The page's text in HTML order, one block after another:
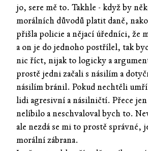
jo, sere mě to. Takhle - když by
morálních důvodů platit daně,
přišla policie a nějací úředníci, že
a on je do jednoho postřílel, tak
nic říct, nijak to logicky a
prostě jedni začali s násilím a
násilím bránil. Pokud nechtěli
lidi agresivní a násilničtí. Přece jen
nelíbilo a neschvaloval bych to.
ale nezdá se mi to prostě správné,
morální zábrana.